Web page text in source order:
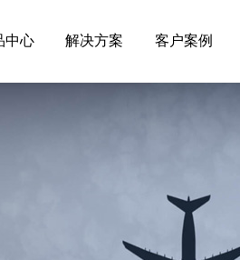
中心 解决方案 客户案例